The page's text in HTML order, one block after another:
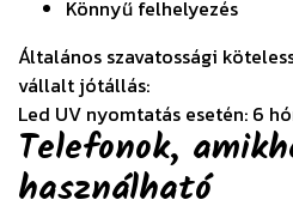
Könnyű felhelyezés
Általános szavatossági
vállalt jótállás:
Led UV nyomtatás esetén: 6
Telefonok,
használható